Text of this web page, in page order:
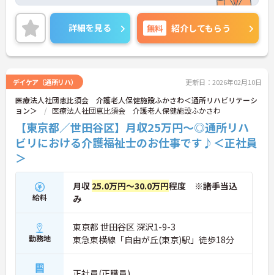
スを提供しています。日勤帯、年間休日は120日あ
り、ワークライフバランスを重視される方にもおす
すめです。ご興味のある方には、面接対策ポイント
など、さらに詳細をお話しいたしますのでお気軽に
ご相談ください！
詳細を見る 無料 紹介してもらう
デイケア（通所リハ） 更新日：2026年02月10日
医療法人社団恵比須会 介護老人保健施設ふかさわ＜通所リハビリテーシ
ョン＞
医療法人社団恵比須会 介護老人保健施設ふかさわ
【東京都／世田谷区】月収25万円～◎通所リハ
ビリにおける介護福祉士のお仕事です♪＜正社員
＞
給料
月収 25.0万円～30.0万円程度 ※諸手当込
み
勤務地
東京都 世田谷区 深沢1-9-3
東急東横線「自由が丘(東京)駅」徒歩18分